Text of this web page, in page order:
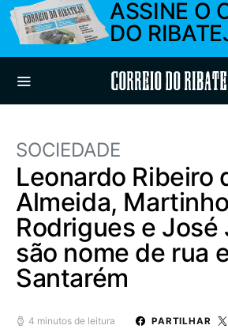
ASSINE O
DO
Correio do
SOCIEDADE
Leonardo Ribeiro
Almeida,
Rodrigues e José
são nome de rua
Santarém
4 minutos de leitura PARTILHAR